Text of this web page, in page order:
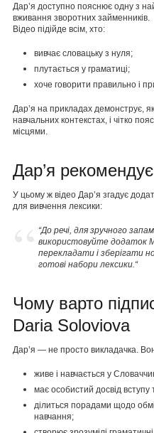
Дар’я доступно пояснює одну з
вживання зворотних займенників.
Відео підійде всім, хто:
вивчає словацьку з нуля;
плутається у граматиці;
хоче говорити правильно і
Дар’я на прикладах демонструє,
навчальних контекстах, і чітко
місцями.
Дар’я
У цьому ж відео Дар’я згадує
для вивчення лексики:
“До речі, для зручного
використовуйте додаток
перекладати і зберігати
готові набори лексики.“
Чому варто
Daria Soloviova
Дарʼя — не просто викладачка.
живе і навчається у
має особистий досвід вступу
ділиться порадами щодо
навчання;